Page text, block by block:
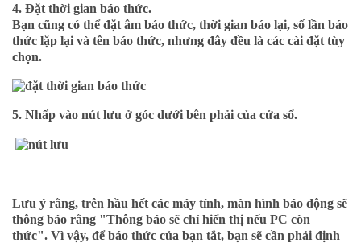
4. Đặt thời gian báo thức.
Bạn cũng có thể đặt âm báo thức, thời gian báo lại, số lần báo
thức lặp lại và tên báo thức, nhưng đây đều là các cài đặt tùy
chọn.
5. Nhấp vào nút lưu ở góc dưới bên phải của cửa sổ.
Lưu ý rằng, trên hầu hết các máy tính, màn hình báo động sẽ
thông báo rằng "Thông báo sẽ chỉ hiển thị nếu PC còn
thức". Vì vậy, để báo thức của bạn tắt, bạn sẽ cần phải định